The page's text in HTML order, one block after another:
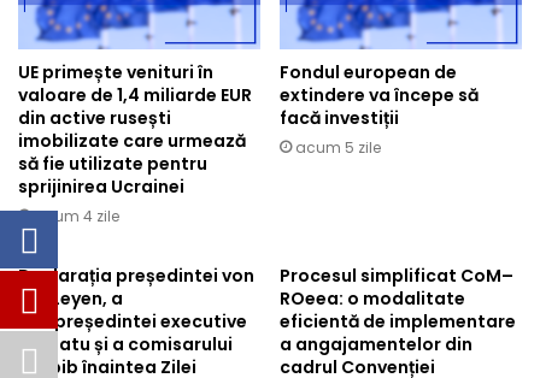
UE primește venituri în
valoare de 1,4 miliarde EUR
din active rusești
imobilizate care urmează
să fie utilizate pentru
sprijinirea Ucrainei
acum 4 zile
Fondul european de
extindere va începe să
facă investiții
acum 5 zile
Declarația președintei von
der Leyen, a
vicepreședintei executive
Mînzatu și a comisarului
Lahbib înaintea Zilei
Procesul simplificat CoM–
ROeea: o modalitate
eficientă de implementare
a angajamentelor din
cadrul Convenției